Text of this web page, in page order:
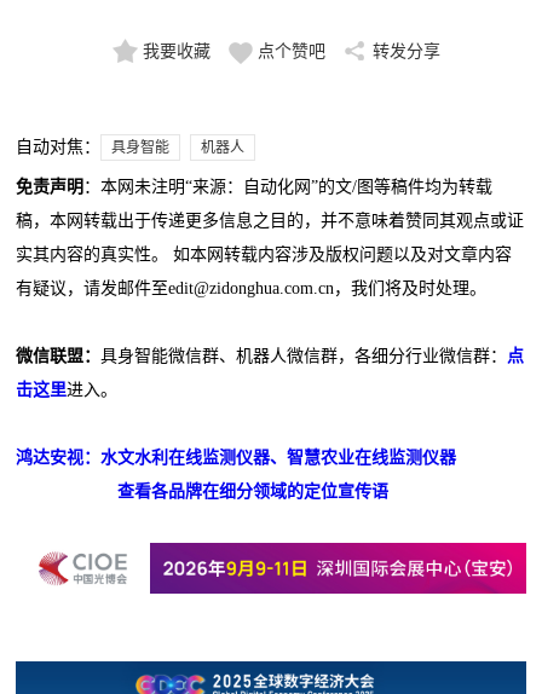
我要收藏 点个赞吧 转发分享
自动对焦： 具身智能 机器人
免责声明 ：本网未注明“来源：自动化网”的文/图等稿件均为转载
稿，本网转载出于传递更多信息之目的，并不意味着赞同其观点或证
实其内容的真实性。 如本网转载内容涉及版权问题以及对文章内容
有疑议，请发邮件至edit@zidonghua.com.cn，我们将及时处理。
微信联盟：具身智能微信群、机器人微信群，各细分行业微信群：
点
击这里进入。
鸿达安视：水文水利在线监测仪器、智慧农业在线监测仪器
查看各品牌在细分领域的定位宣传语